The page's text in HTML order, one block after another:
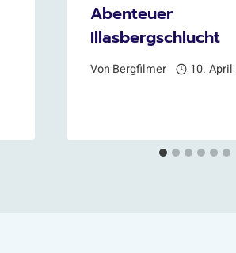
Abenteuer
Illasbergschlucht
Von Bergfilmer 10. April